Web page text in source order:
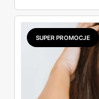
SUPER PROMOCJE